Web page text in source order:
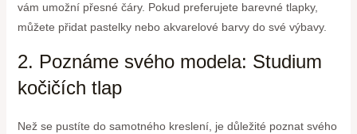
vám umožní přesné čáry. Pokud preferujete barevné tlapky,
můžete přidat pastelky nebo akvarelové barvy do své výbavy.
2. Poznáme svého modela: Studium
kočičích tlap
Než se pustíte do samotného kreslení, je důležité poznat svého